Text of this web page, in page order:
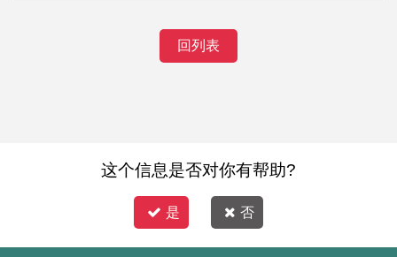
回列表
这个信息是否对你有帮助?
是 否